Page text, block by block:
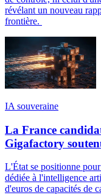
révélant un nouveau
frontière.
IA souveraine
La France
Gigafactory
L'État se positionne
dédiée à l'intelligence
d'euros de capacités de